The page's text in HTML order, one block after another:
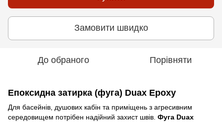
Замовити швидко
До обраного Порівняти
Епоксидна затирка (фуга) Duax Epoxy
Для басейнів, душових кабін та приміщень з агресивним
середовищем потрібен надійний захист швів. Фуга Duax